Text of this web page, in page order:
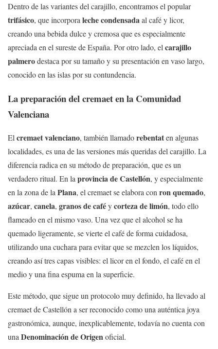
Dentro de las variantes del carajillo, encontramos el popular
trifásico, que incorpora leche condensadaal café y licor,
creando una bebida dulce y cremosa que es especialmente
apreciada en el sureste de España. Por otro lado, el carajillo
palmerodestaca por su tamaño y su presentación en vaso largo,
conocido en las islas por su contundencia.
La preparación del cremaet en la Comunidad
Valenciana
Elcremaet valenciano, también llamadorebentaten algunas
localidades, es una de las versiones más queridas del carajillo. La
diferencia radica en su método de preparación, que es un
verdadero ritual. En laprovincia de Castellón, y especialmente
en la zona de laPlana, el cremaet se elabora conron quemado,
azúcar, canela, granos de caféycorteza de limón, todo ello
flameado en el mismo vaso. Una vez que el alcohol se ha
quemado ligeramente, se vierte el café de forma cuidadosa,
utilizando una cuchara para evitar que se mezclen los líquidos,
creando así tres capas visibles: el licor en el fondo, el café en el
medio y una fina espuma en la superficie.
Este método, que sigue un protocolo muy definido, ha llevado al
cremaet de Castellón a ser reconocido como una auténtica joya
gastronómica, aunque, inexplicablemente, todavía no cuenta con
unaDenominación de Origenoficial.